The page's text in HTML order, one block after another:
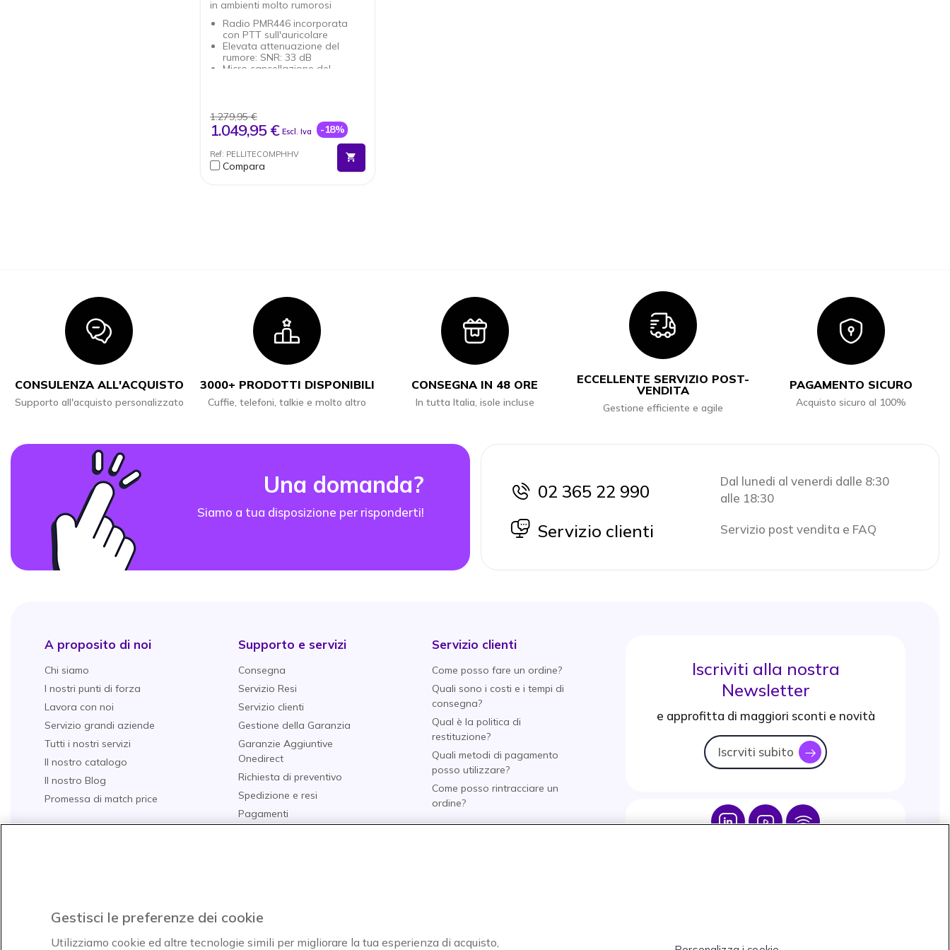
in ambienti molto rumorosi
Radio PMR446 incorporata
con PTT sull'auricolare
Elevata attenuazione del
rumore: SNR: 33 dB
Micro cancellazione del
l'ascolto ambientale
Menu a guida vocale
Funzione VOX
Resistente all'acqua e alla
polvere IP54
1.279,95 €
1.049,95 € Escl. Iva -18%
Ref: PELLITECOMPHHV
Compara
Icon
CONSULENZA ALL'ACQUISTO
Supporto all'acquisto personalizzato
Icon
3000+ PRODOTTI DISPONIBILI
Cuffie, telefoni, talkie e molto altro
Icon
CONSEGNA IN 48 ORE
In tutta Italia, isole incluse
Icon
ECCELLENTE SERVIZIO POST-
VENDITA
Gestione efficiente e agile
Icon
PAGAMENTO SICURO
Acquisto sicuro al 100%
Una domanda?
Siamo a tua disposizione per risponderti!
icon
02 365 22 990
Dal lunedi al venerdi dalle 8:30
alle 18:30
icon
Servizio clienti Servizio post vendita e FAQ
A proposito di noi
Chi siamo
I nostri punti di forza
Lavora con noi
Servizio grandi aziende
Tutti i nostri servizi
Il nostro catalogo
Il nostro Blog
Promessa di match price
Supporto e servizi
Consegna
Servizio Resi
Servizio clienti
Gestione della Garanzia
Garanzie Aggiuntive
Onedirect
Richiesta di preventivo
Spedizione e resi
Pagamenti
Servizio clienti
Come posso fare un ordine?
Quali sono i costi e i tempi di
consegna?
Qual è la politica di
restituzione?
Quali metodi di pagamento
posso utilizzare?
Come posso rintracciare un
ordine?
Iscriviti alla nostra
Newsletter
e approfitta di maggiori sconti e novità
Iscrviti subito icon
Icon IconIcon
Gestisci le preferenze dei cookie
Utilizziamo cookie ed altre tecnologie simili per migliorare la tua esperienza di acquisto,